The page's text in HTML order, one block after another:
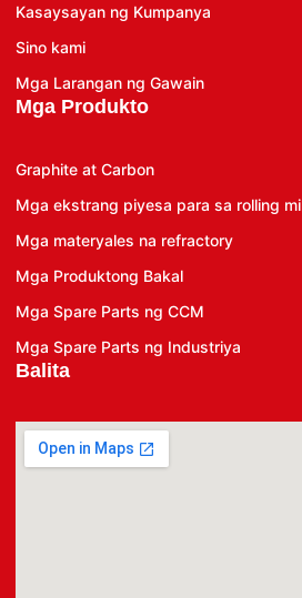
Kasaysayan ng Kumpanya
Sino kami
Mga Larangan ng Gawain
Mga Produkto
Graphite at Carbon
Mga ekstrang piyesa para sa rolling
Mga materyales na refractory
Mga Produktong Bakal
Mga Spare Parts ng CCM
Mga Spare Parts ng Industriya
Balita